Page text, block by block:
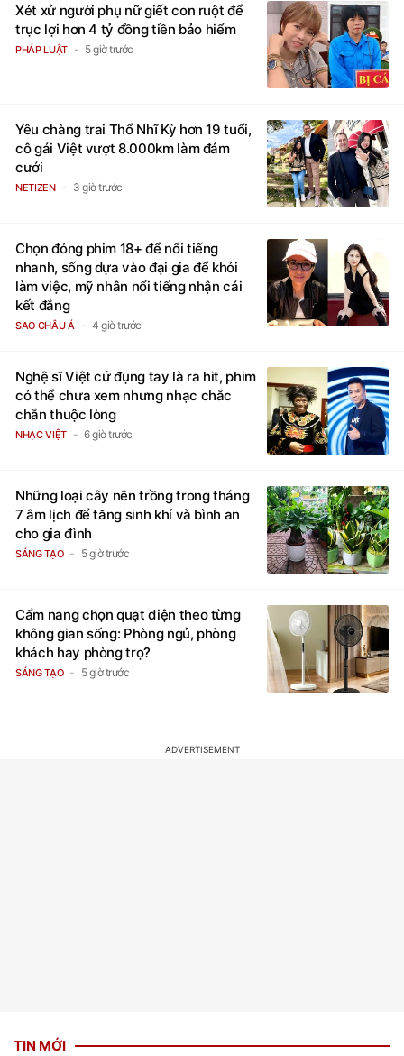
Xét xử người phụ nữ giết con ruột để
trục lợi hơn 4 tỷ đồng tiền bảo hiểm
PHÁP LUẬT 5 giờ trước
Yêu chàng trai Thổ Nhĩ Kỳ hơn 19 tuổi,
cô gái Việt vượt 8.000km làm đám
cưới
NETIZEN 3 giờ trước
Chọn đóng phim 18+ để nổi tiếng
nhanh, sống dựa vào đại gia để khỏi
làm việc, mỹ nhân nổi tiếng nhận cái
kết đắng
SAO CHÂU Á 4 giờ trước
Nghệ sĩ Việt cứ đụng tay là ra hit, phim
có thể chưa xem nhưng nhạc chắc
chắn thuộc lòng
NHẠC VIỆT 6 giờ trước
Những loại cây nên trồng trong tháng
7 âm lịch để tăng sinh khí và bình an
cho gia đình
SÁNG TẠO 5 giờ trước
Cẩm nang chọn quạt điện theo từng
không gian sống: Phòng ngủ, phòng
khách hay phòng trọ?
SÁNG TẠO 5 giờ trước
TIN MỚI